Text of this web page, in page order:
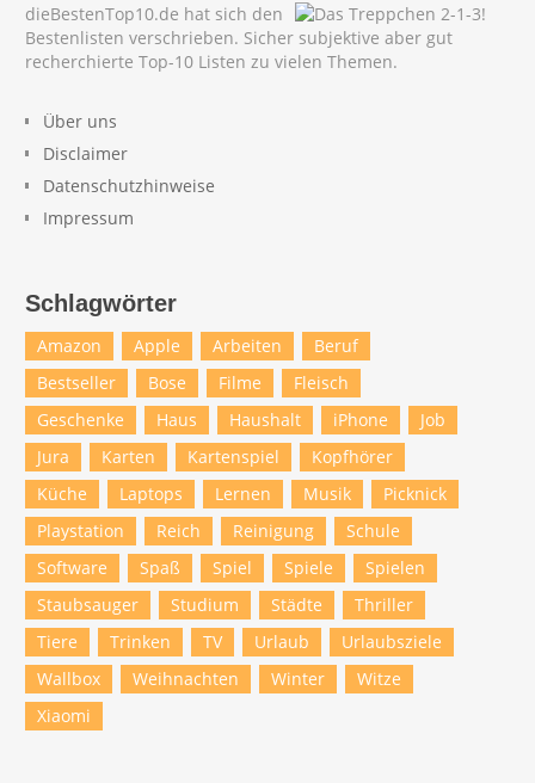
dieBestenTop10.de hat sich den
Bestenlisten verschrieben. Sicher subjektive aber gut
recherchierte Top-10 Listen zu vielen Themen.
Über uns
Disclaimer
Datenschutzhinweise
Impressum
Schlagwörter
Amazon Apple Arbeiten
Beruf
Bestseller
Bose Filme
Fleisch
Geschenke
Haus Haushalt iPhone
Job
Jura
Karten Kartenspiel
Kopfhörer
Küche
Laptops Lernen Musik
Picknick
Playstation
Reich Reinigung
Schule
Software
Spaß Spiel Spiele
Spielen
Staubsauger
Studium Städte
Thriller
Tiere
Trinken TV Urlaub
Urlaubsziele
Wallbox
Weihnachten Winter
Witze
Xiaomi